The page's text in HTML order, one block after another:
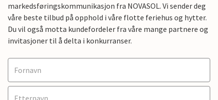
markedsføringskommunikasjon fra NOVASOL. Vi sender deg
våre beste tilbud på opphold i våre flotte feriehus og hytter.
Du vil også motta kundefordeler fra våre mange partnere og
invitasjoner til å delta i konkurranser.